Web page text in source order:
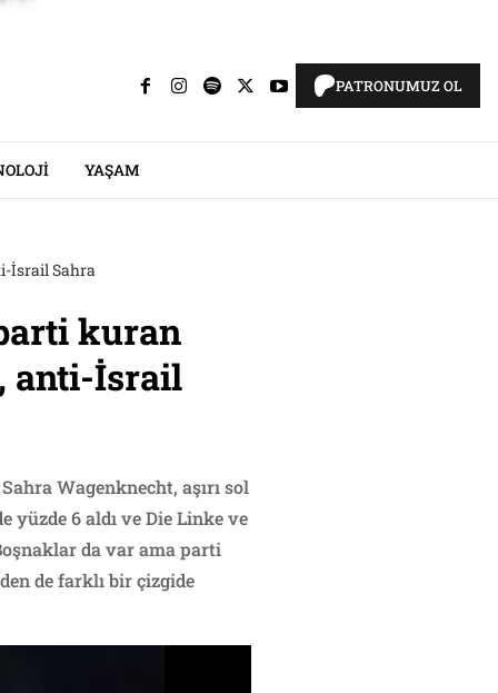
PATRONUMUZ OL
YAŞAM
İsrail Sahra
kuran
anti-İsrail
Wagenknecht, aşırı sol
yüzde 6 aldı ve Die Linke ve
da var ama parti
de farklı bir çizgide